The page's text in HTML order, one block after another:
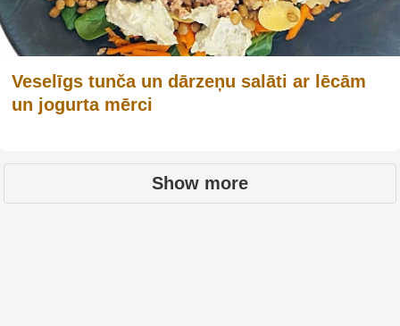
Veselīgs tunča un dārzeņu salāti ar lēcām
un jogurta mērci
Show more